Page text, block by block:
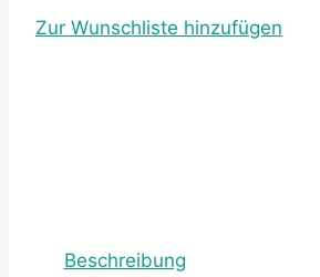
Zur Wunschliste hinzufügen
Beschreibung